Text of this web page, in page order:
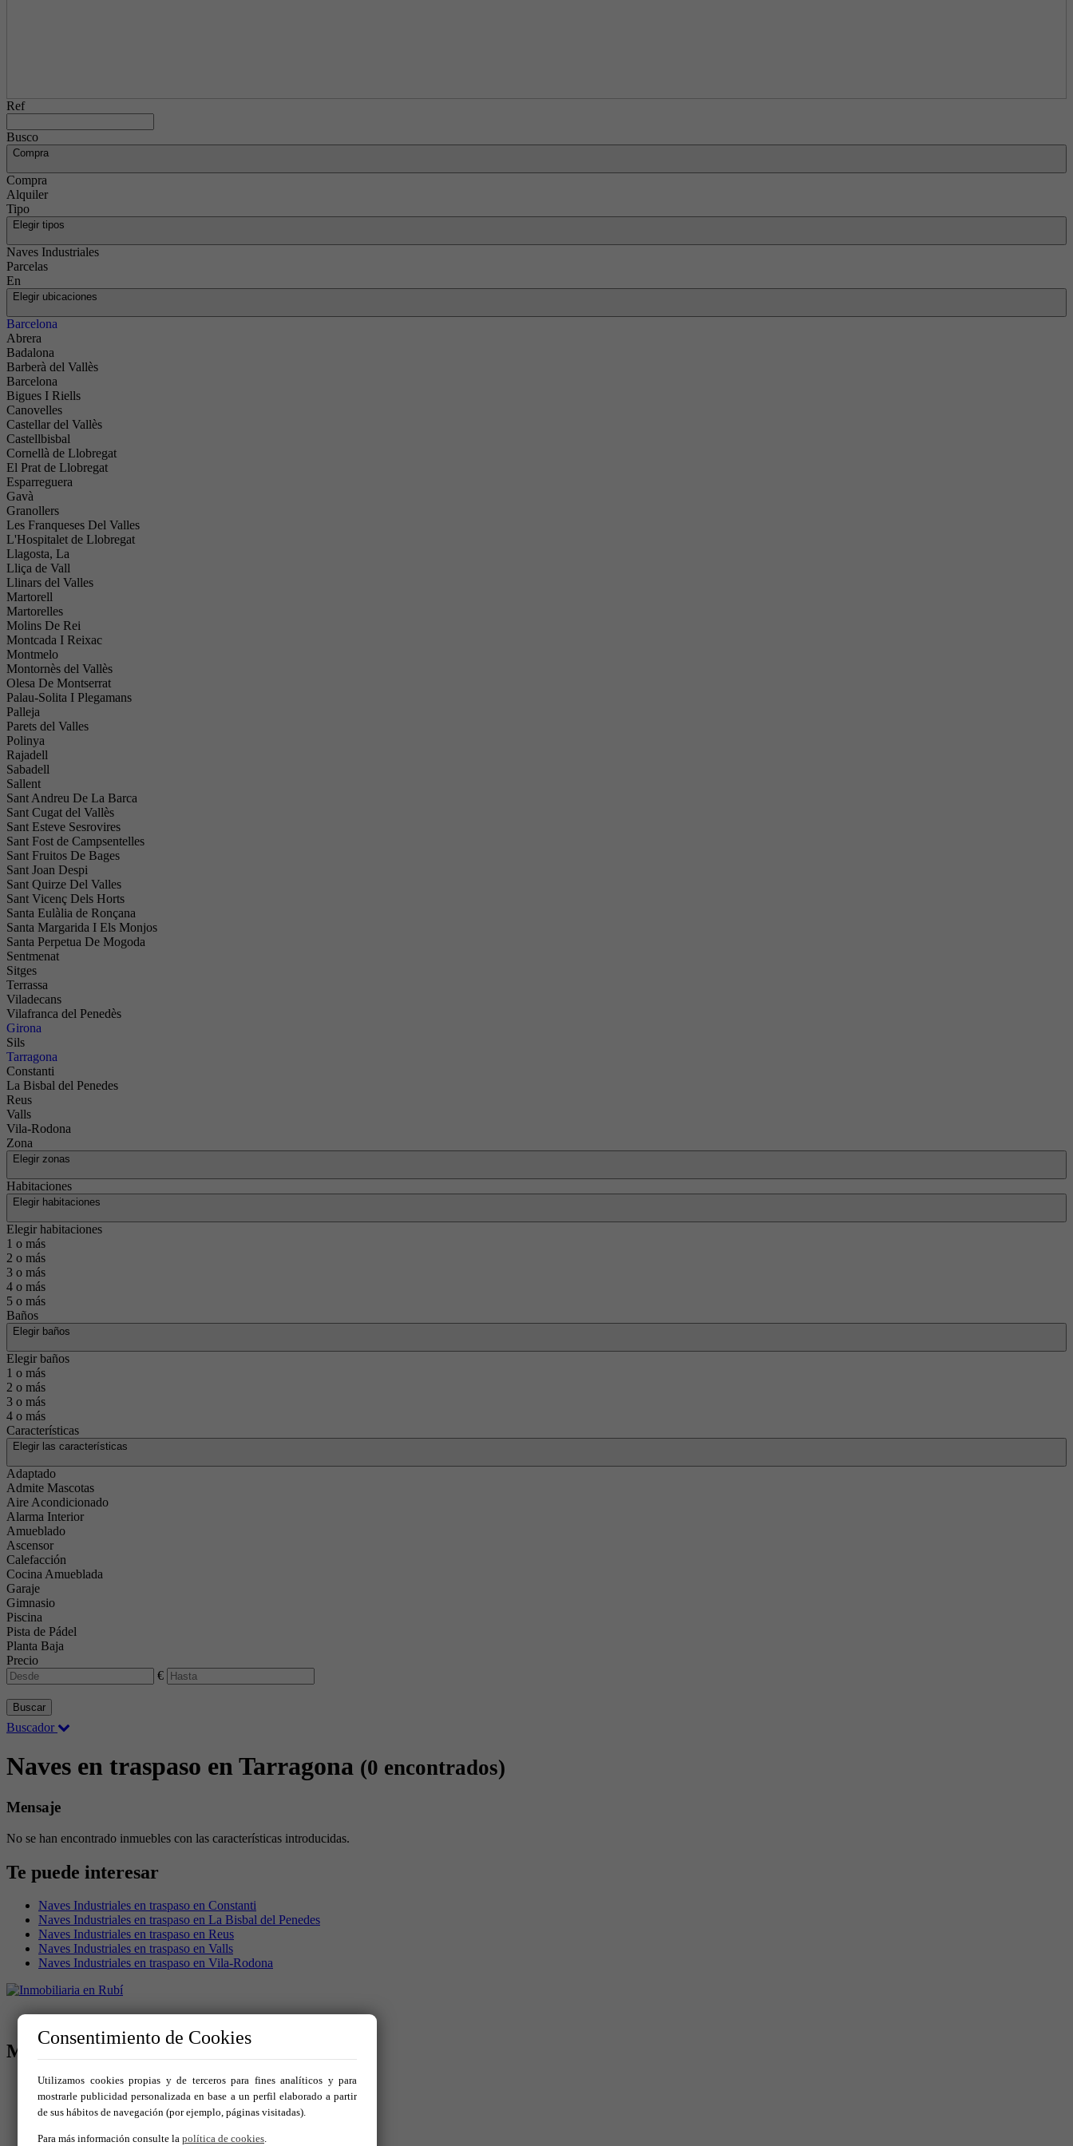
Ref
Busco
Compra
Compra
Alquiler
Tipo
Elegir tipos
Naves Industriales
Parcelas
En
Elegir ubicaciones
Barcelona
Abrera
Badalona
Barberà del Vallès
Barcelona
Bigues I Riells
Canovelles
Castellar del Vallès
Castellbisbal
Cornellà de Llobregat
El Prat de Llobregat
Esparreguera
Gavà
Granollers
Les Franqueses Del Valles
L'Hospitalet de Llobregat
Llagosta, La
Lliça de Vall
Llinars del Valles
Martorell
Martorelles
Molins De Rei
Montcada I Reixac
Montmelo
Montornès del Vallès
Olesa De Montserrat
Palau-Solita I Plegamans
Palleja
Parets del Valles
Polinya
Rajadell
Sabadell
Sallent
Sant Andreu De La Barca
Sant Cugat del Vallès
Sant Esteve Sesrovires
Sant Fost de Campsentelles
Sant Fruitos De Bages
Sant Joan Despi
Sant Quirze Del Valles
Sant Vicenç Dels Horts
Santa Eulàlia de Ronçana
Santa Margarida I Els Monjos
Santa Perpetua De Mogoda
Sentmenat
Sitges
Terrassa
Viladecans
Vilafranca del Penedès
Girona
Sils
Tarragona
Constanti
La Bisbal del Penedes
Reus
Valls
Vila-Rodona
Zona
Elegir zonas
Habitaciones
Elegir habitaciones
Elegir habitaciones
1 o más
2 o más
3 o más
4 o más
5 o más
Baños
Elegir baños
Elegir baños
1 o más
2 o más
3 o más
4 o más
Características
Elegir las características
Adaptado
Admite Mascotas
Aire Acondicionado
Alarma Interior
Amueblado
Ascensor
Calefacción
Cocina Amueblada
Garaje
Gimnasio
Piscina
Pista de Pádel
Planta Baja
Precio
€
Buscar
Buscador
Naves en traspaso en Tarragona (0 encontrados)
Mensaje
No se han encontrado inmuebles con las características introducidas.
Te puede interesar
Naves Industriales en traspaso en Constanti
Naves Industriales en traspaso en La Bisbal del Penedes
Naves Industriales en traspaso en Reus
Naves Industriales en traspaso en Valls
Naves Industriales en traspaso en Vila-Rodona
MENÚ
Inicio
Comprar
Alquilar
Servicios
Consentimiento de Cookies
Utilizamos cookies propias y de terceros para fines analíticos y para
mostrarle publicidad personalizada en base a un perfil elaborado a partir
de sus hábitos de navegación (por ejemplo, páginas visitadas).
Para más información consulte la política de cookies.